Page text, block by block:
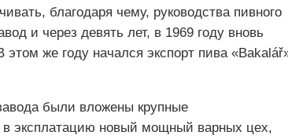
благодаря чему, руководства пивного
и через девять лет, в 1969 году вновь
же году начался экспорт пива
были вложены крупные
в эксплатацию новый мощный варных цех,